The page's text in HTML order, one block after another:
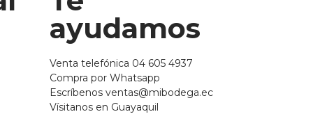
ayudamos
Venta telefónica 04 605 4937
Compra por Whatsapp
Escríbenos ventas@mibodega.ec
Vísitanos en Guayaquil